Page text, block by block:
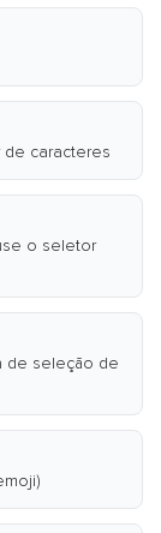
de caracteres
o seletor
de seleção de